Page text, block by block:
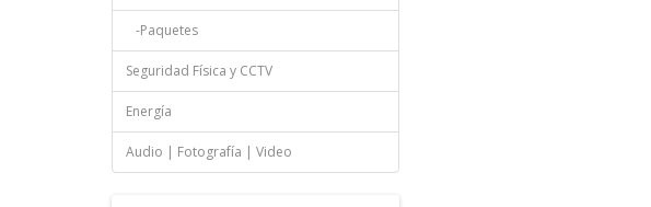
-Paquetes
Seguridad Física y CCTV
Energía
Audio | Fotografía | Video